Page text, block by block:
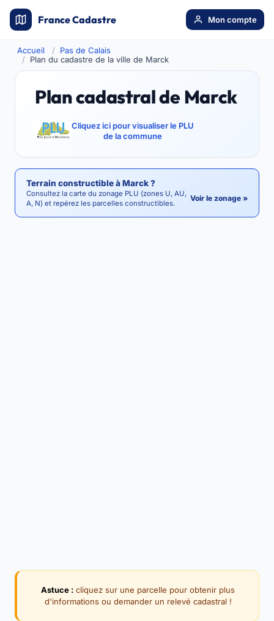
France Cadastre Mon compte
Accueil
Pas de Calais
Plan du cadastre de la ville de Marck
Plan cadastral de Marck
Cliquez ici pour visualiser le PLU
de la commune
Terrain constructible à Marck ?
Consultez la carte du zonage PLU (zones U, AU,
A, N) et repérez les parcelles constructibles.
Voir le zonage »
Astuce : cliquez sur une parcelle pour obtenir plus
d'informations ou demander un relevé cadastral !